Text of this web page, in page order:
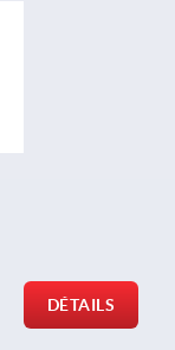
DÉTAILS